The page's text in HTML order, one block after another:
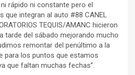
rápido ni constante pero el
que integran al auto #88 CANEL
TEQUIS/AMANC hicieron
tarde del sábado mejorando mucho
remontar del penúltimo a la
para los puntos que estamos
que faltan muchas fechas”.